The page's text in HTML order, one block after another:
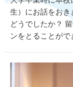
生）にお話をお
どうでしたか？
ンをとることが